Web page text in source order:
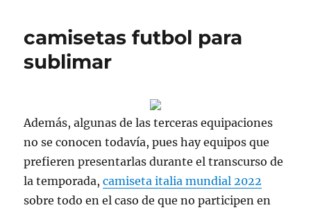
camisetas futbol para
sublimar
Además, algunas de las terceras equipaciones
no se conocen todavía, pues hay equipos que
prefieren presentarlas durante el transcurso de
la temporada,camiseta italia mundial 2022
sobre todo en el caso de que no participen en